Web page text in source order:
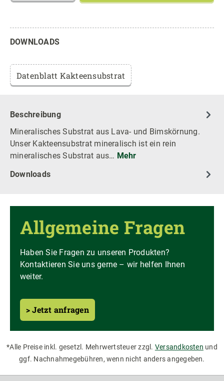
DOWNLOADS
Datenblatt Kakteensubstrat
Beschreibung
Mineralisches Substrat aus Lava- und Bimskörnung.
Unser Kakteensubstrat mineralisch ist ein rein
mineralisches Substrat aus… Mehr
Downloads
Allgemeine Fragen
Haben Sie Fragen zu unseren Produkten?
Kontaktieren Sie uns gerne – wir helfen Ihnen
weiter.
> Jetzt anfragen
*Alle Preise inkl. gesetzl. Mehrwertsteuer zzgl. Versandkosten und
ggf. Nachnahmegebühren, wenn nicht anders angegeben.